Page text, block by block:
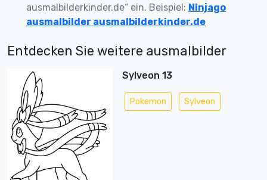
ausmalbilderkinder.de“ ein. Beispiel: Ninjago
ausmalbilder ausmalbilderkinder.de
Entdecken Sie weitere ausmalbilder
Sylveon 13
Pokemon Sylveon